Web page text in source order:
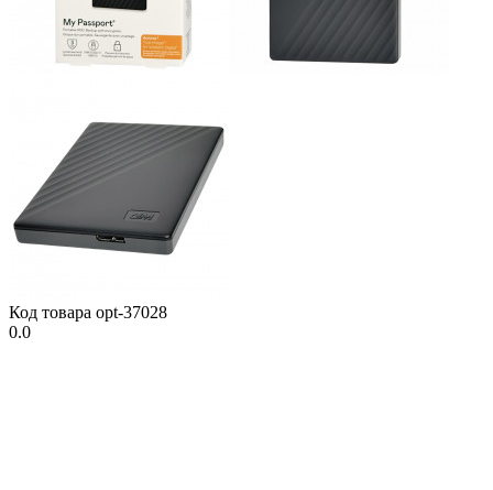
Код товара opt-37028
0.0